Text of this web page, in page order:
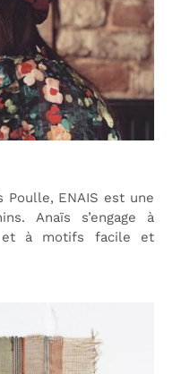
Poulle, ENAIS est une
Anaïs s’engage à
et à motifs facile et